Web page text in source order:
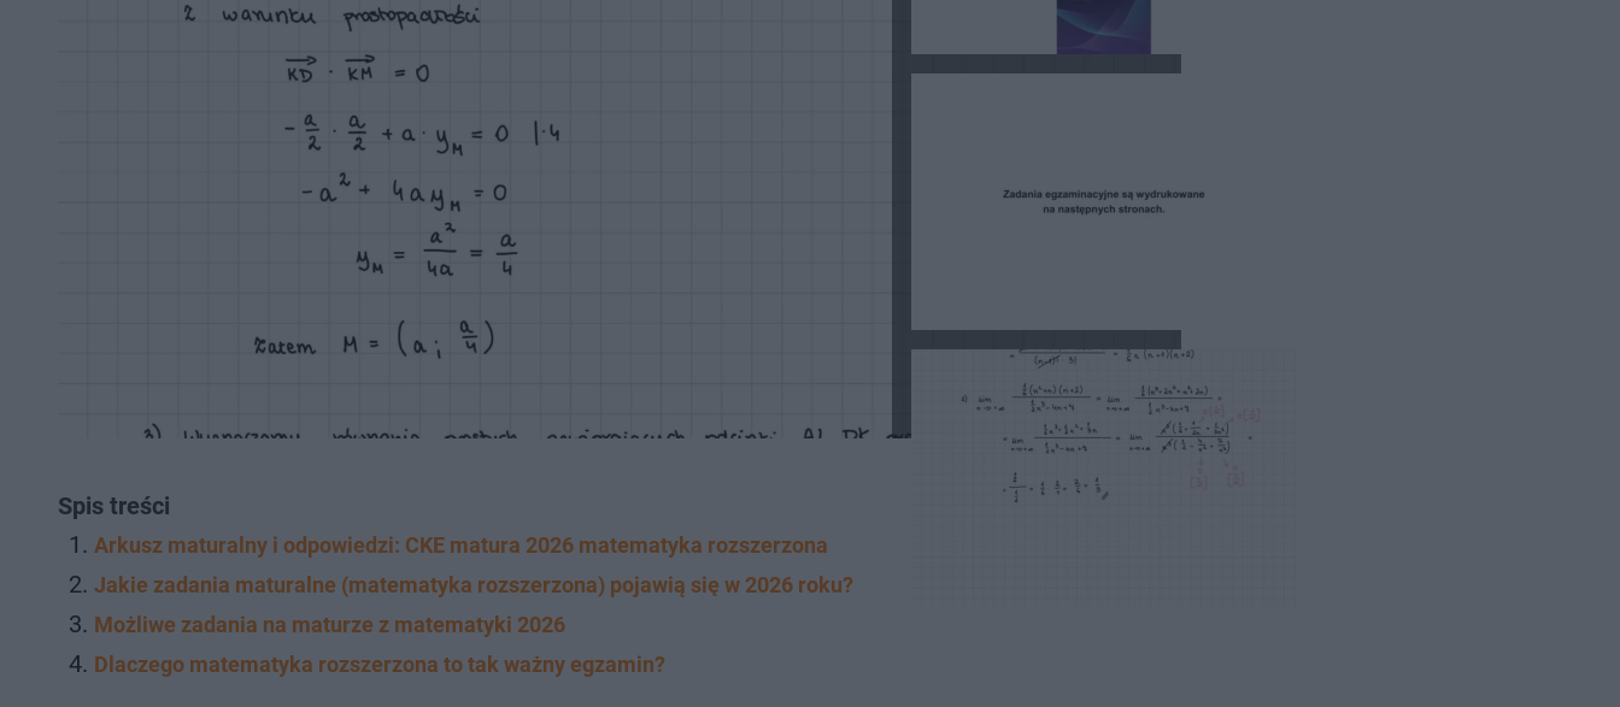
Spis treści
Arkusz maturalny i odpowiedzi: CKE matura 2026 matematyka rozszerzona
Jakie zadania maturalne (matematyka rozszerzona) pojawią się w 2026 roku?
Możliwe zadania na maturze z matematyki 2026
Dlaczego matematyka rozszerzona to tak ważny egzamin?